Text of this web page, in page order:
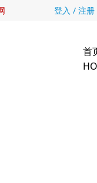
登入 / 注册
首